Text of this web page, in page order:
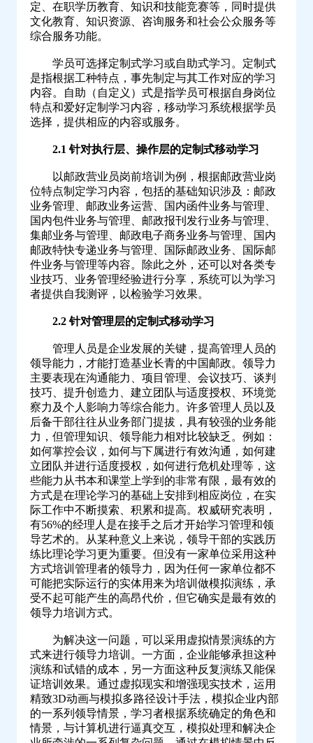
定、在职学历教育、知识和技能竞赛等，同时提供
文化教育、知识资源、咨询服务和社会公众服务等
综合服务功能。
学员可选择定制式学习或自助式学习。定制式
是指根据工种特点，事先制定与其工作对应的学习
内容。自助（自定义）式是指学员可根据自身岗位
特点和爱好定制学习内容，移动学习系统根据学员
选择，提供相应的内容或服务。
2.1 针对执行层、操作层的定制式移动学习
以邮政营业员岗前培训为例，根据邮政营业岗
位特点制定学习内容，包括的基础知识涉及：邮政
业务管理、邮政业务运营、国内函件业务与管理、
国内包件业务与管理、邮政报刊发行业务与管理、
集邮业务与管理、邮政电子商务业务与管理、国内
邮政特快专递业务与管理、国际邮政业务、国际邮
件业务与管理等内容。除此之外，还可以对各类专
业技巧、业务管理经验进行分享，系统可以为学习
者提供自我测评，以检验学习效果。
2.2 针对管理层的定制式移动学习
管理人员是企业发展的关键，提高管理人员的
领导能力，才能打造基业长青的中国邮政。领导力
主要表现在沟通能力、项目管理、会议技巧、谈判
技巧、提升创造力、建立团队与适度授权、环境觉
察力及个人影响力等综合能力。许多管理人员以及
后备干部往往从业务部门提拔，具有较强的业务能
力，但管理知识、领导能力相对比较缺乏。例如：
如何掌控会议，如何与下属进行有效沟通，如何建
立团队并进行适度授权，如何进行危机处理等，这
些能力从书本和课堂上学到的非常有限，最有效的
方式是在理论学习的基础上安排到相应岗位，在实
际工作中不断摸索、积累和提高。权威研究表明，
有56%的经理人是在接手之后才开始学习管理和领
导艺术的。从某种意义上来说，领导干部的实践历
练比理论学习更为重要。但没有一家单位采用这种
方式培训管理者的领导力，因为任何一家单位都不
可能把实际运行的实体用来为培训做模拟演练，承
受不起可能产生的高昂代价，但它确实是最有效的
领导力培训方式。
为解决这一问题，可以采用虚拟情景演练的方
式来进行领导力培训。一方面，企业能够承担这种
演练和试错的成本，另一方面这种反复演练又能保
证培训效果。通过虚拟现实和增强现实技术，运用
精致3D动画与模拟多路径设计手法，模拟企业内部
的一系列领导情景，学习者根据系统确定的角色和
情景，与计算机进行逼真交互，模拟处理和解决企